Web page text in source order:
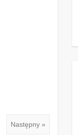
Następny »